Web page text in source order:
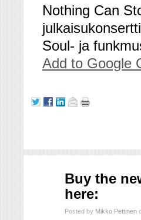
Nothing Can
Soul- ja
Add to Google
Buy the
here:
Posted by Mikko Pettinen